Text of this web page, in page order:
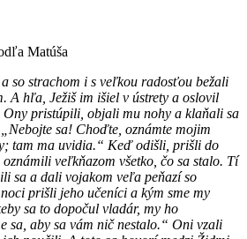
Matúša
so strachom i s veľkou radosťou bežali
A hľa, Ježiš im išiel v ústrety a oslovil
pristúpili, objali mu nohy a klaňali sa
sa! Choďte, oznámte mojim
tam ma uvidia.“ Keď odišli, prišli do
veľkňazom všetko, čo sa stalo. Tí
sa a dali vojakom veľa peňazí so
prišli jeho učeníci a kým sme my
sa to dopočul vladár, my ho
sa, aby sa vám nič nestalo.“ Oni vzali